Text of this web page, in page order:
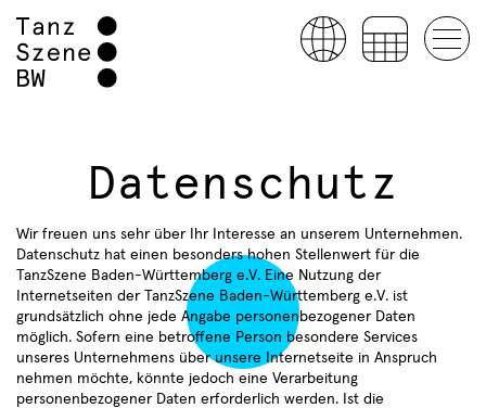
Datenschutz
Wir freuen uns sehr über Ihr Interesse an unserem Unternehmen.
Datenschutz hat einen besonders hohen Stellenwert für die
TanzSzene Baden-Württemberg e.V. Eine Nutzung der
Internetseiten der TanzSzene Baden-Württemberg e.V. ist
grundsätzlich ohne jede Angabe personenbezogener Daten
möglich. Sofern eine betroffene Person besondere Services
unseres Unternehmens über unsere Internetseite in Anspruch
nehmen möchte, könnte jedoch eine Verarbeitung
personenbezogener Daten erforderlich werden. Ist die